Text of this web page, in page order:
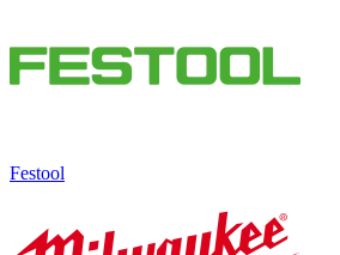
Festool